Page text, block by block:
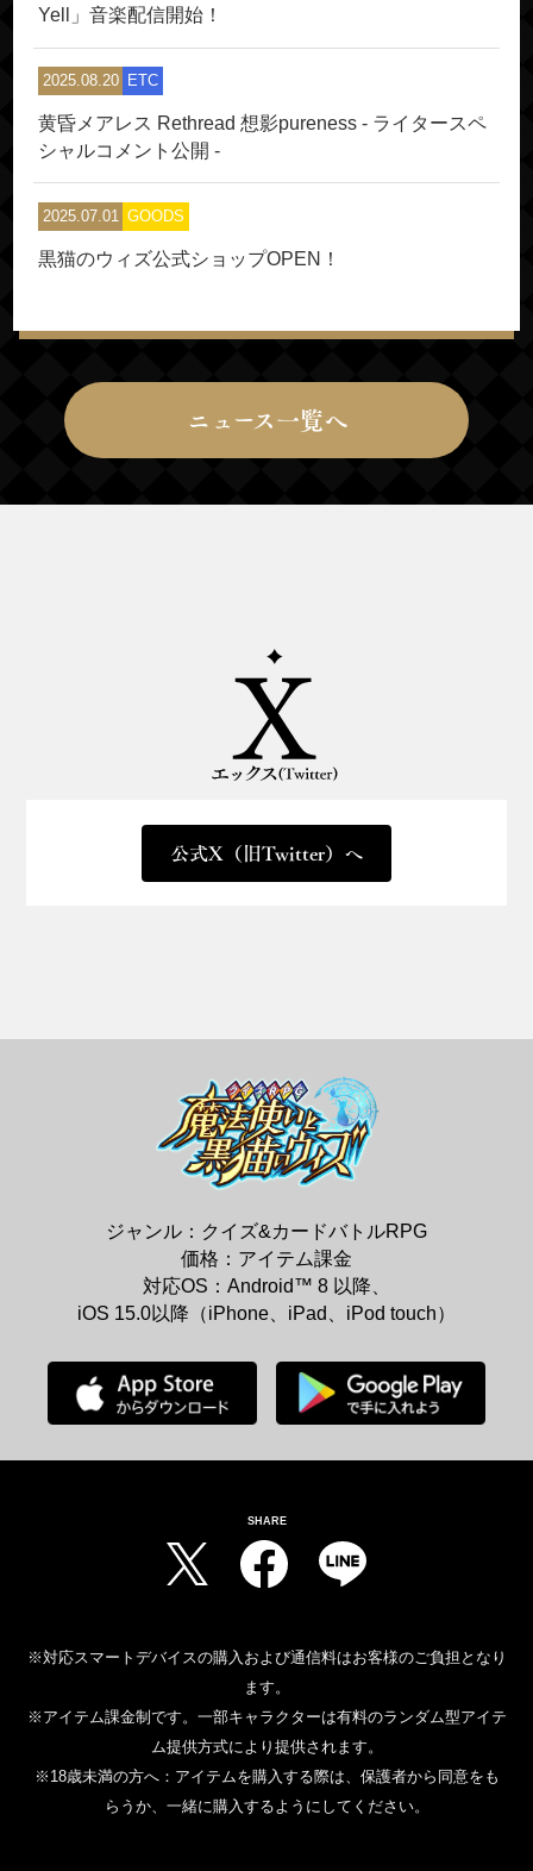
Yell」音楽配信開始！
2025.08.20 ETC
黄昏メアレス Rethread 想影pureness - ライタースペ
シャルコメント公開 -
2025.07.01 GOODS
黒猫のウィズ公式ショップOPEN！
ニュース一覧へ
公式X（旧Twitter）へ
ジャンル：クイズ&カードバトルRPG
価格：アイテム課金
対応OS：Android™ 8 以降、
iOS 15.0以降（iPhone、iPad、iPod touch）
SHARE
※対応スマートデバイスの購入および通信料はお客様のご負担となり
ます。
※アイテム課金制です。一部キャラクターは有料のランダム型アイテ
ム提供方式により提供されます。
※18歳未満の方へ：アイテムを購入する際は、保護者から同意をも
らうか、一緒に購入するようにしてください。